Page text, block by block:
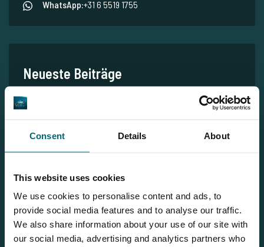
Consent Details About
This website uses cookies
We use cookies to personalise content and ads, to
provide social media features and to analyse our traffic.
We also share information about your use of our site with
our social media, advertising and analytics partners who
WhatsApp:+31 6 5519 1755
Neueste Beiträge
Vissen bij Anna: Luxuriöses Karpfenangeln mit Ferienhaus
und Action in den Niederlanden – Wen nehmen Sie mit?!
bei Anna) mit Jan & Deborah!
Große Verbesserungen am Hidden Carp Lake!
Gewaltiger Besatz am Hidden Carp Lake